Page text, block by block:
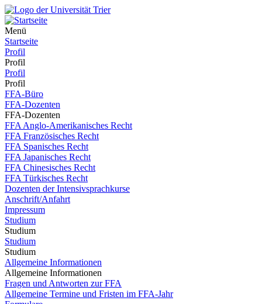
Menü
Startseite
Profil
Profil
Profil
Profil
FFA-Büro
FFA-Dozenten
FFA-Dozenten
FFA Anglo-Amerikanisches Recht
FFA Französisches Recht
FFA Spanisches Recht
FFA Japanisches Recht
FFA Chinesisches Recht
FFA Türkisches Recht
Dozenten der Intensivsprachkurse
Anschrift/Anfahrt
Impressum
Studium
Studium
Studium
Studium
Allgemeine Informationen
Allgemeine Informationen
Fragen und Antworten zur FFA
Allgemeine Termine und Fristen im FFA-Jahr